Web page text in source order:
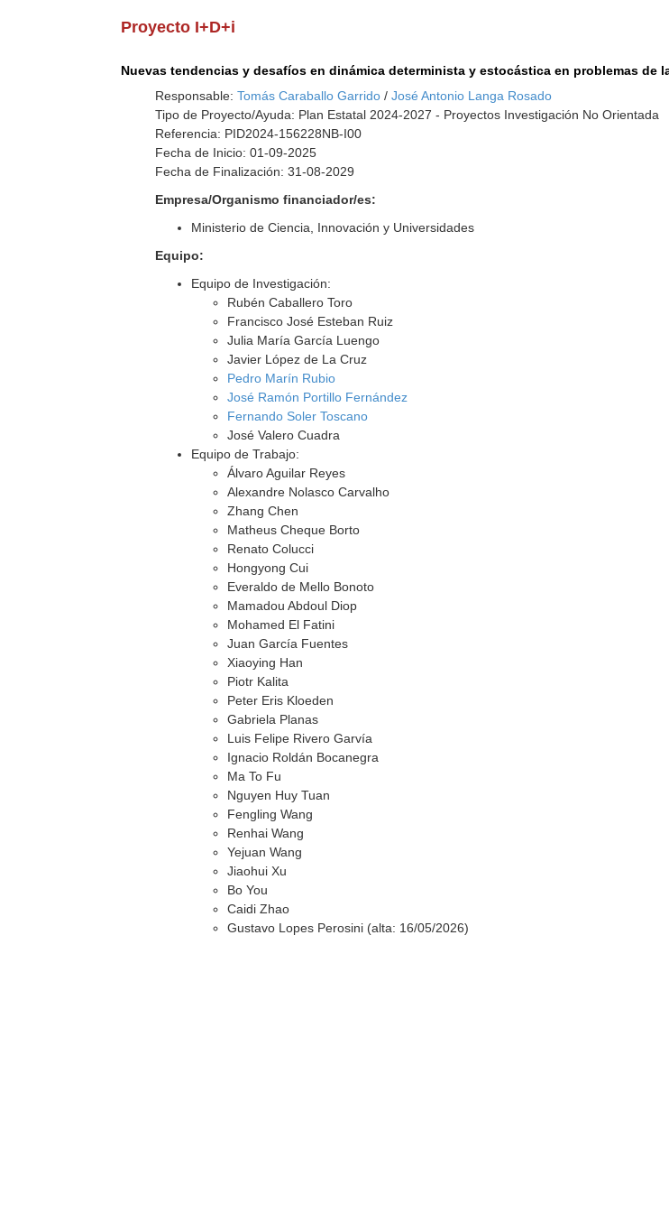
Proyecto I+D+i
Nuevas tendencias y desafíos en dinámica determinista y estocástica en problemas de
Responsable:Tomás Caraballo Garrido /José Antonio Langa Rosado
Tipo de Proyecto/Ayuda: Plan Estatal 2024-2027 - Proyectos Investigación No Orientada
Referencia: PID2024-156228NB-I00
Fecha de Inicio: 01-09-2025
Fecha de Finalización: 31-08-2029
Empresa/Organismo financiador/es:
Ministerio de Ciencia, Innovación y Universidades
Equipo:
Equipo de Investigación:
Rubén Caballero Toro
Francisco José Esteban Ruiz
Julia María García Luengo
Javier López de La Cruz
Pedro Marín Rubio
José Ramón Portillo Fernández
Fernando Soler Toscano
José Valero Cuadra
Equipo de Trabajo:
Álvaro Aguilar Reyes
Alexandre Nolasco Carvalho
Zhang Chen
Matheus Cheque Borto
Renato Colucci
Hongyong Cui
Everaldo de Mello Bonoto
Mamadou Abdoul Diop
Mohamed El Fatini
Juan García Fuentes
Xiaoying Han
Piotr Kalita
Peter Eris Kloeden
Gabriela Planas
Luis Felipe Rivero Garvía
Ignacio Roldán Bocanegra
Ma To Fu
Nguyen Huy Tuan
Fengling Wang
Renhai Wang
Yejuan Wang
Jiaohui Xu
Bo You
Caidi Zhao
Gustavo Lopes Perosini (alta: 16/05/2026)